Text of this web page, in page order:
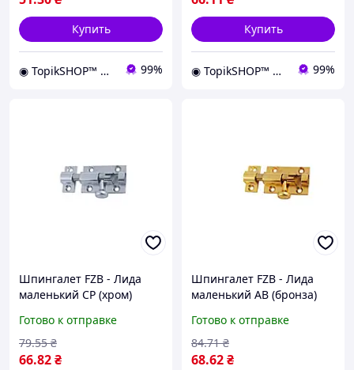
Купить
◉ TopikSHOP™ ◉ - онлайн магазин полезных товаров для дома, дачи, сада, мастерской и гаража 99%
Купить
◉ TopikSHOP™ ◉ - онлайн магазин полезных товаров для дома, дачи, сада, мастерской и гаража 99%
Шпингалет FZB - Лида
маленький СР (хром)
Готово к отправке
66.82₴
79.55 ₴
Шпингалет FZB - Лида
маленький АВ (бронза)
Готово к отправке
68.62₴
84.71 ₴